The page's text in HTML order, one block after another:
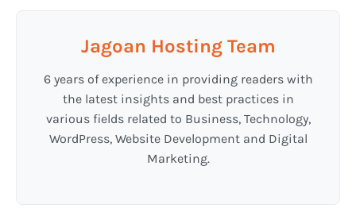
Jagoan Hosting Team
6 years of experience in providing readers with
the latest insights and best practices in
various fields related to Business, Technology,
WordPress, Website Development and Digital
Marketing.